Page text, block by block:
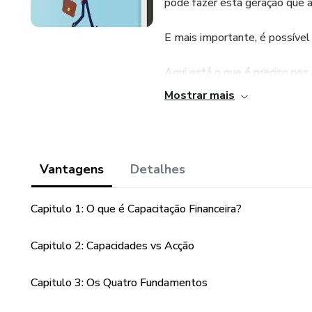
E mais importante, é
Aqui está o que é preciso
aqui está o que é preciso
Mostrar mais
Vantagens Detalhes
Capitulo 1: O que é Capacitação Financeira?
Capitulo 2: Capacidades vs Acção
Capitulo 3: Os Quatro Fundamentos